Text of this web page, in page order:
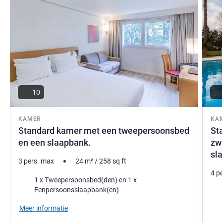
KAMER
Standard kamer met een tweepersoonsbed
en een slaapbank.
10
3 pers. max 24 m²/258 sq ft
Beddengoed
1 x Tweepersoonsbed(den) en 1 x
Eenpersoonsslaapbank(en)
Meer informatie
4